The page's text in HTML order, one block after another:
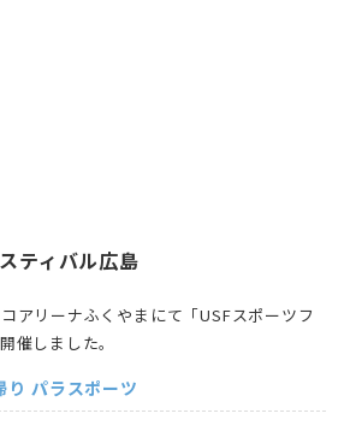
ティバル広島
アリーナふくやまにて「USFスポーツフ
催しました。
り パラスポーツ